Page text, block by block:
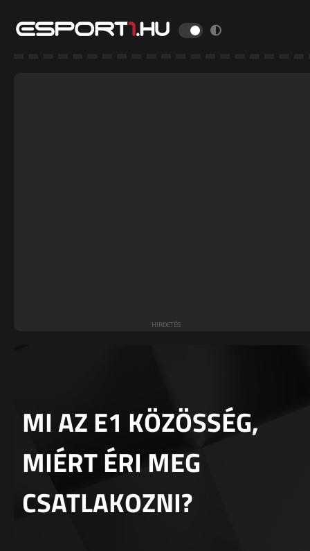
MI AZ E1 KÖZÖSSÉG,
MIÉRT ÉRI MEG
CSATLAKOZNI?